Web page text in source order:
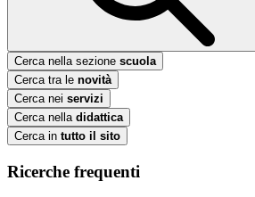
Cerca nella sezione scuola
Cerca tra le novità
Cerca nei servizi
Cerca nella didattica
Cerca in tutto il sito
Ricerche frequenti